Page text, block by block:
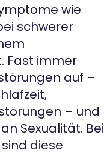
wie
schwerer
Fast immer
auf –
– und
Sexualität. Bei
diese